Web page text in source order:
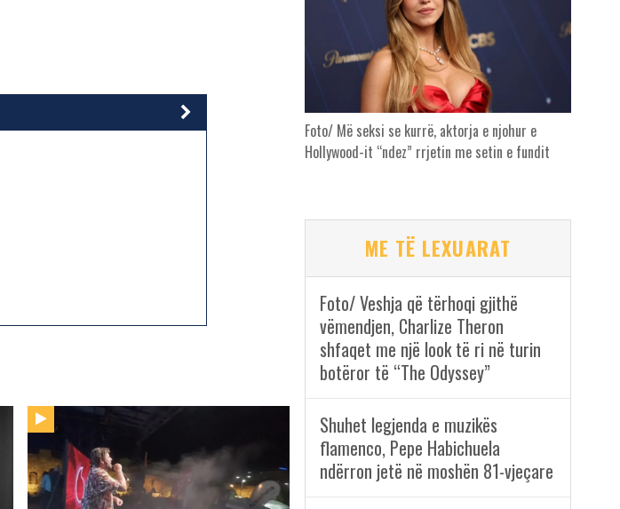
Foto/ Më seksi se kurrë, aktorja e njohur e
Hollywood-it “ndez” rrjetin me setin e fundit
ME TË LEXUARAT
Foto/ Veshja që tërhoqi gjithë
vëmendjen, Charlize Theron
shfaqet me një look të ri në turin
botëror të “The Odyssey”
Shuhet legjenda e muzikës
flamenco, Pepe Habichuela
ndërron jetë në moshën 81-vjeçare